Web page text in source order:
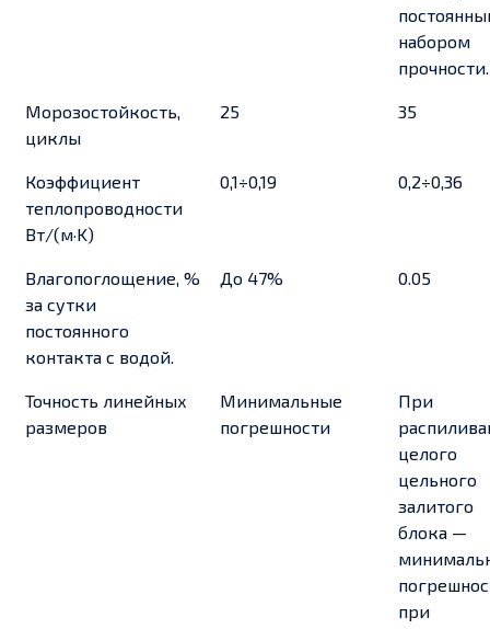
набором
прочности.
Морозостойкость,
циклы
25 35
Коэффициент
теплопроводности
Вт/(м·K)
0,1÷0,19 0,2÷0,36
Влагопоглощение, %
за сутки
постоянного
контакта с водой.
До 47% 0.05
Точность линейных
размеров
Минимальные
погрешности
При
целого
цельного
залитого
блока —
при